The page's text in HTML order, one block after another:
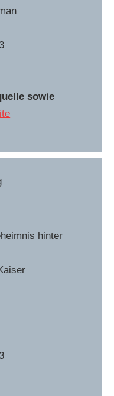
sowie
hinter